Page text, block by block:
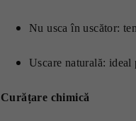
Nu usca în uscător:
Uscare naturală:
Curățare chimică